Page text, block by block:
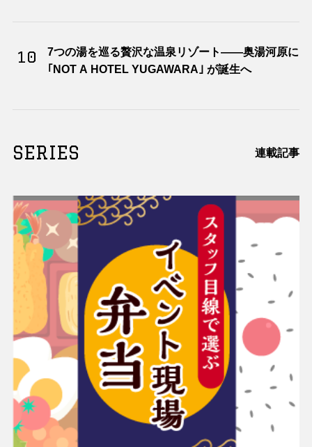
10
7つの湯を巡る贅沢な温泉リゾート――奥湯河原に
｢NOT A HOTEL YUGAWARA｣ が誕生へ
SERIES 連載記事